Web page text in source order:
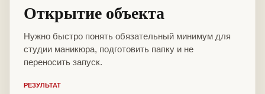
Открытие объекта
Нужно быстро понять обязательный минимум для
студии маникюра, подготовить папку и не
переносить запуск.
РЕЗУЛЬТАТ